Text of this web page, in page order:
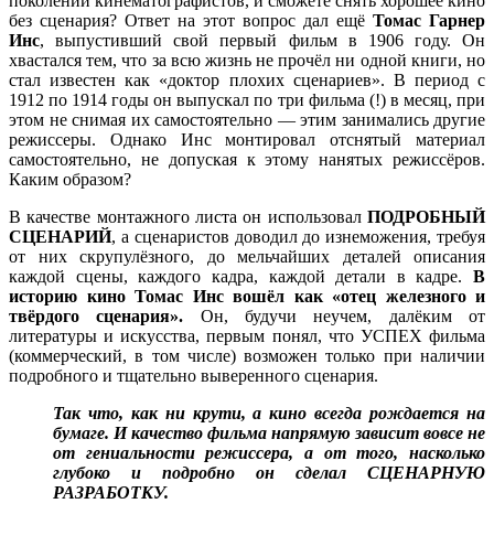
без сценария? Ответ на этот вопрос дал ещё Томас Гарнер
Инс, выпустивший свой первый фильм в 1906 году. Он
хвастался тем, что за всю жизнь не прочёл ни одной книги, но
стал известен как «доктор плохих сценариев». В период с
1912 по 1914 годы он выпускал по три фильма (!) в месяц, при
этом не снимая их самостоятельно — этим занимались другие
режиссеры. Однако Инс монтировал отснятый материал
самостоятельно, не допуская к этому нанятых режиссёров.
Каким образом?
В качестве монтажного листа он использовал ПОДРОБНЫЙ
СЦЕНАРИЙ, а сценаристов доводил до изнеможения, требуя
от них скрупулёзного, до мельчайших деталей описания
каждой сцены, каждого кадра, каждой детали в кадре. В
историю кино Томас Инс вошёл как «отец железного и
твёрдого сценария». Он, будучи неучем, далёким от
литературы и искусства, первым понял, что УСПЕХ фильма
(коммерческий, в том числе) возможен только при наличии
подробного и тщательно выверенного сценария.
Так что, как ни крути, а кино всегда рождается на
бумаге. И качество фильма напрямую зависит вовсе не
от гениальности режиссера, а от того, насколько
глубоко и подробно он сделал СЦЕНАРНУЮ
РАЗРАБОТКУ.